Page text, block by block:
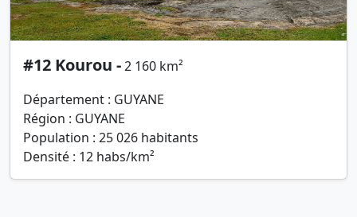
#12 Kourou -2 160 km²
Département : GUYANE
Région : GUYANE
Population : 25 026 habitants
Densité : 12 habs/km²